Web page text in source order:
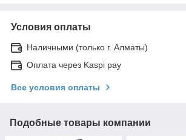
Условия оплаты
Наличными (только г. Алматы)
Оплата через Kaspi pay
Все условия оплаты
Подобные товары компании